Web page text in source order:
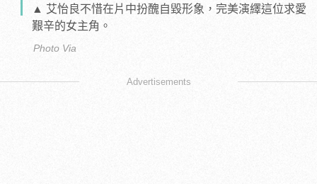
▲ 艾怡良不惜在片中扮醜自毀形象，完美演繹這位求愛
艱辛的女主角。
Photo Via
Advertisements